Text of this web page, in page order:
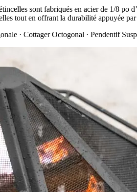
sont fabriqués en acier de 1/8 po
tout en offrant la durabilité appuyée
· Cottager Octogonal · Pendentif